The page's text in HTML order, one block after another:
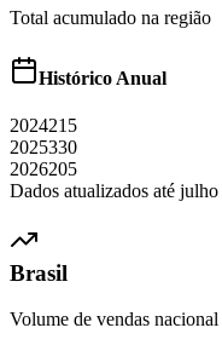
Total acumulado na região
Histórico Anual
2024215
2025330
2026205
Dados atualizados até julho
Brasil
Volume de vendas nacional